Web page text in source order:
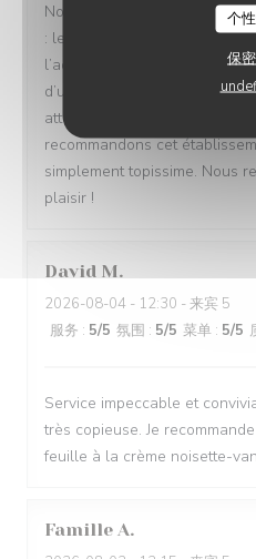
个
保
Nous avons passé un
: les repas étaient délicieux,
l’accueil d’une chaleur
d’une grande gentillesse,
attentions qui font vraiment la
recommandons cet
simplement topissime. Nous
plaisir !
David M
2026-08-04 - 12:30 - 来宾 5
服务 : 5/5 氛围 : 5/5 菜单 : 5/5
Service impeccable et
très copieuse. Je
feuille à la crème noisette-
Famille A